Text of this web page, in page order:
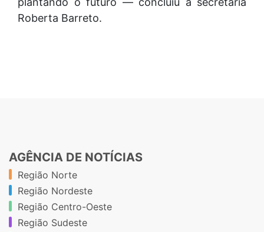
Roberta Barreto.
AGÊNCIA DE NOTÍCIAS
Região Norte
Região Nordeste
Região Centro-Oeste
Região Sudeste